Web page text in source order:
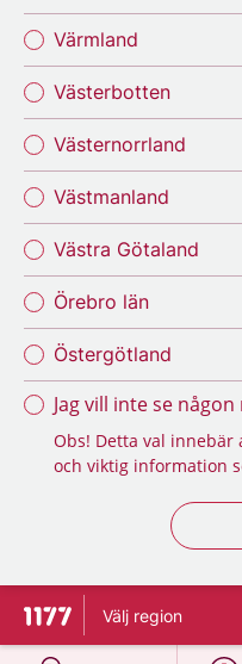
Värmland
Västerbotten
Västernorrland
Västmanland
Västra Götaland
Örebro län
Östergötland
Jag vill inte se
Obs! Detta val
och viktig information
Till startsidan för 1177
Välj region
på 1177.se